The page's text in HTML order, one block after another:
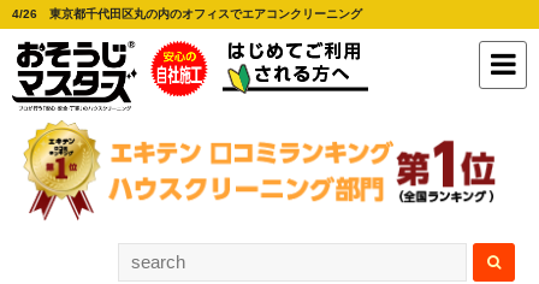
4/26 東京都千代田区丸の内のオフィスでエアコンクリーニング